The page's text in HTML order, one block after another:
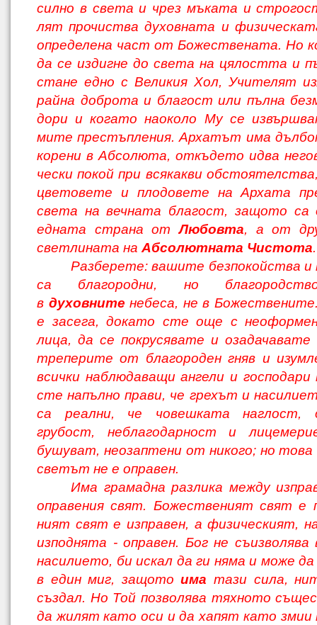
силно в света и чрез мъката и
лят прочиства духовната и
определена част от Божествената. Но
да се издигне до света на цялостта и
стане едно с Великия Хол, Учителят
райна доброта и благост или пълна
дори и когато наоколо Му се
мите престъпления. Архатът има
корени в Абсолюта, откъдето идва
чески покой при всякакви
цветовете и плодовете на Архата
света на вечната благост, защото са
едната страна отЛюбовта, а от
светлината наАбсолютната Чистота.
Разберете: вашите безпокойства и
са благородни, но
в духовните небеса, не в
е засега, до­като сте още с
лица, да се пок­русявате и
треперите от благороден гняв и
всички наблюда­ващи ангели и
сте напълно прави, че грехът и
са реални, че човешката наглост,
грубост, неблаго­дарност и
бушуват, неозаптени от никого; но това
светът не е оправен.
Има грамадна разлика между
оправения свят. Божественият свят е
ният свят е изправен, а физическият,
изподнята - оправен. Бог не
насилието, би искал да ги няма и може
в един миг, защотоима тази сила,
създал. Но Той позволява тяхното
да жилят като оси и да хапят като